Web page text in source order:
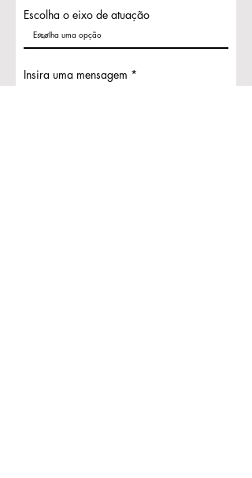
Escolha o eixo de atuação
Insira uma mensagem